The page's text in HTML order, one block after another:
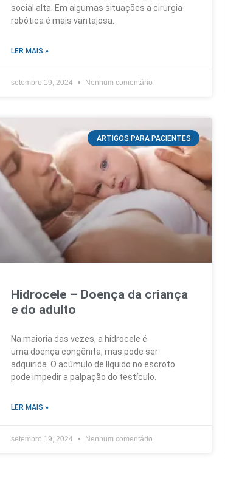
social alta. Em algumas situações a cirurgia
robótica é mais vantajosa.
LER MAIS »
setembro 19, 2024 Nenhum comentário
ARTIGOS PARA PACIENTES
Hidrocele – Doença da criança
e do adulto
Na maioria das vezes, a hidrocele é
uma doença congênita, mas pode ser
adquirida. O acúmulo de líquido no escroto
pode impedir a palpação do testículo.
LER MAIS »
setembro 19, 2024 Nenhum comentário